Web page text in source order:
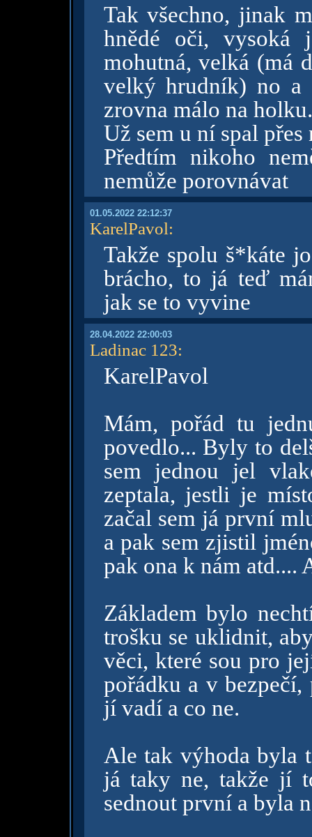
Tak všechno, jinak
hnědé oči, vysoká
mohutná, velká (má
velký hrudník) no a
zrovna málo na holku.
Už sem u ní spal
Předtím nikoho
nemůže porovnávat
01.05.2022 22:12:37
KarelPavol:
Takže spolu š*káte
brácho, to já teď
jak se to vyvine
28.04.2022 22:00:03
Ladinac 123:
KarelPavol
Mám, pořád tu
povedlo... Byly to
sem jednou jel
zeptala, jestli je
začal sem já první
a pak sem zjistil
pak ona k nám atd....
Základem bylo
trošku se uklidnit,
věci, které sou pro
pořádku a v
jí vadí a co ne.
Ale tak výhoda byla
já taky ne, takže jí
sednout první a byla